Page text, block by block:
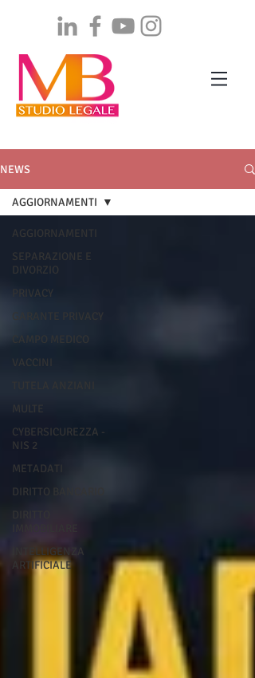
NEWS
AGGIORNAMENTI
SEPARAZIONE E
DIVORZIO
PRIVACY
GARANTE PRIVACY
CAMPO MEDICO
VACCINI
MULTE
CYBERSICUREZZA -
NIS 2
METADATI
DIRITTO BANCARIO
INTELLIGENZA
ARTIFICIALE
AGGIORNAMENTI